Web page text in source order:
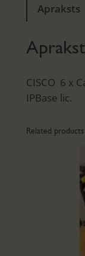
Apraksts
CISCO 6 x
IPBase lic.
Related products